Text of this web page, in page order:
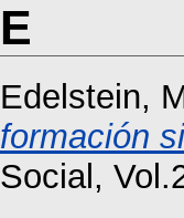
E
Edelstein,
formación
Social,